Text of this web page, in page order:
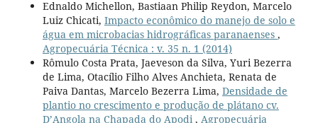
Ednaldo Michellon, Bastiaan Philip Reydon, Marcelo
Luiz Chicati, Impacto econômico do manejo de solo e
água em microbacias hidrográficas paranaenses ,
Agropecuária Técnica : v. 35 n. 1 (2014)
Rômulo Costa Prata, Jaeveson da Silva, Yuri Bezerra
de Lima, Otacílio Filho Alves Anchieta, Renata de
Paiva Dantas, Marcelo Bezerra Lima, Densidade de
plantio no crescimento e produção de plátano cv.
D’Angola na Chapada do Apodi, Agropecuária